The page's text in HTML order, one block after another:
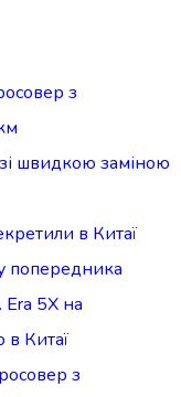
з
швидкою заміною
в Китаї
попередника
5X на
в Китаї
з